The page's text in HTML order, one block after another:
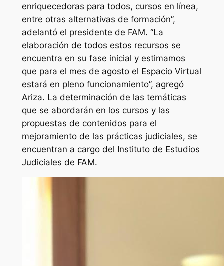
enriquecedoras para todos, cursos en línea,
entre otras alternativas de formación”,
adelantó el presidente de FAM. “La
elaboración de todos estos recursos se
encuentra en su fase inicial y estimamos
que para el mes de agosto el Espacio Virtual
estará en pleno funcionamiento”, agregó
Ariza. La determinación de las temáticas
que se abordarán en los cursos y las
propuestas de contenidos para el
mejoramiento de las prácticas judiciales, se
encuentran a cargo del Instituto de Estudios
Judiciales de FAM.